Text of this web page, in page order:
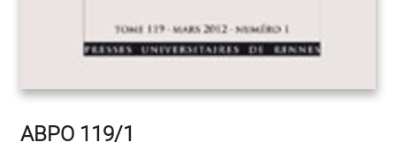
ABPO 119/1